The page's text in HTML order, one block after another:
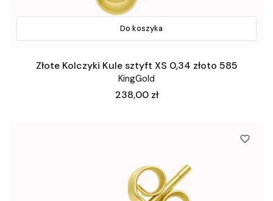
Do koszyka
Złote Kolczyki Kule sztyft XS 0,34 złoto 585
KingGold
Cena
238,00 zł